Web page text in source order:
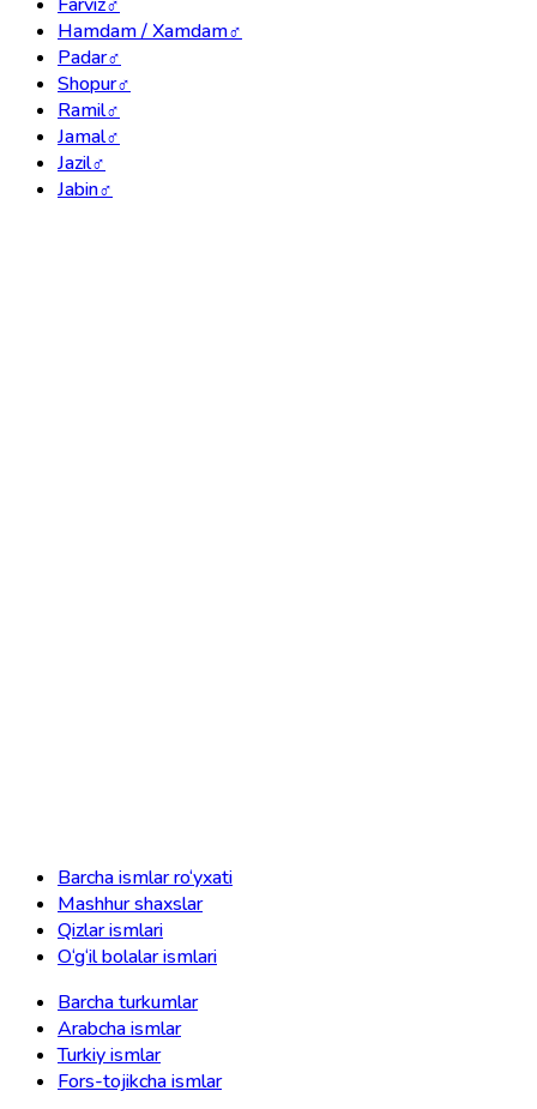
Farviz♂
Hamdam / Xamdam♂
Padar♂
Shopur♂
Ramil♂
Jamal♂
Jazil♂
Jabin♂
Barcha ismlar ro‘yxati
Mashhur shaxslar
Qizlar ismlari
O‘g‘il bolalar ismlari
Barcha turkumlar
Arabcha ismlar
Turkiy ismlar
Fors-tojikcha ismlar